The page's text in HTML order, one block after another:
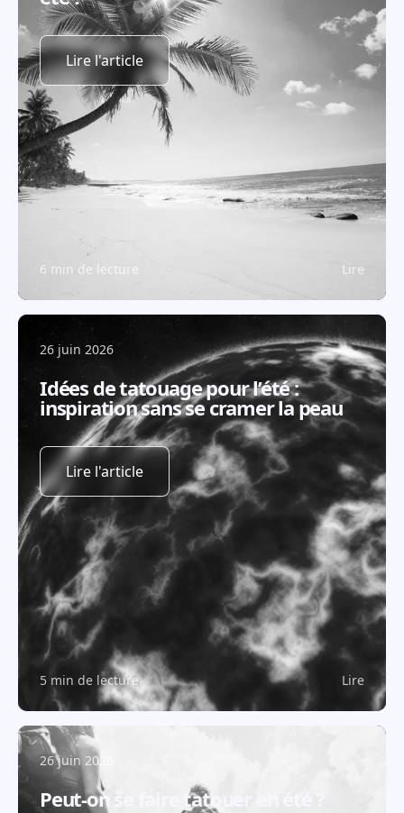
Lire l'article
6 min de lecture Lire
26 juin 2026
Idées de tatouage pour l’été :
inspiration sans se cramer la peau
Lire l'article
5 min de lecture Lire
26 juin 2026
Peut-on se faire tatouer en été ?